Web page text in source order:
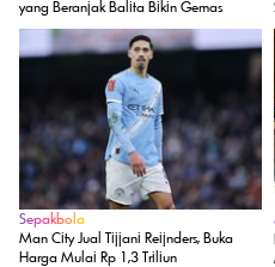
yang Beranjak Balita Bikin Gemas
Sepakbola
Man City Jual Tijjani Reijnders, Buka
Harga Mulai Rp 1,3 Triliun